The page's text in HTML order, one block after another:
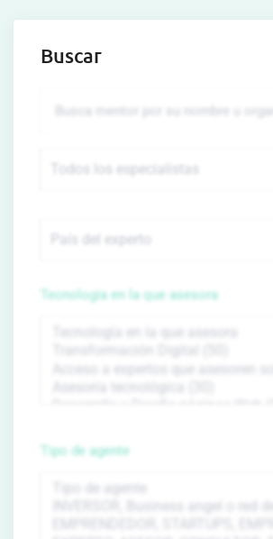
Buscar
Tecnología en la que asesora
Tipo de agente